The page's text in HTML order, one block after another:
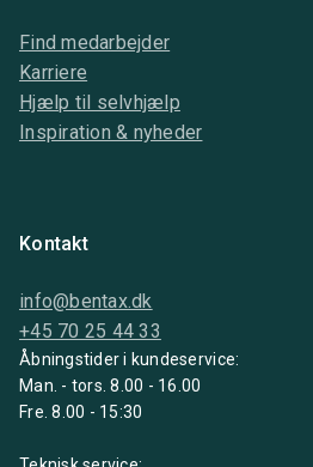
Find medarbejder
Karriere
Hjælp til selvhjælp
Inspiration & nyheder
Kontakt
info@bentax.dk
+45 70 25 44 33
Åbningstider i kundeservice:
Man. - tors. 8.00 - 16.00
Fre. 8.00 - 15:30